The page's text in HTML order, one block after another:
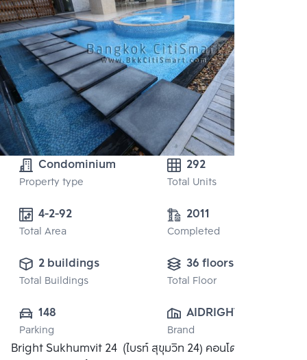
Condominium
Property type
292
Total Units
4-2-92
Total Area
2011
Completed
2 buildings
Total Buildings
36 floors
Total Floor
148
Parking
AIDRIGHT
HOIDINGS CO.,
LTD.
Brand
Bright Sukhumvit 24 (ไบรท์ สุขุมวิท 24) คอนโดหรูใจกลาง